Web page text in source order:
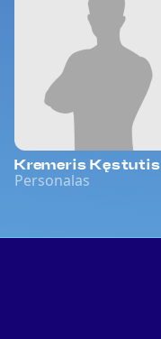
Kremeris Kęstutis
Personalas